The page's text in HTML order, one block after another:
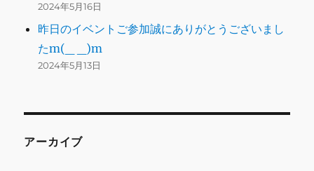
2024年5月16日
昨日のイベントご参加誠にありがとうございまし
たm(_ _)m
2024年5月13日
アーカイブ